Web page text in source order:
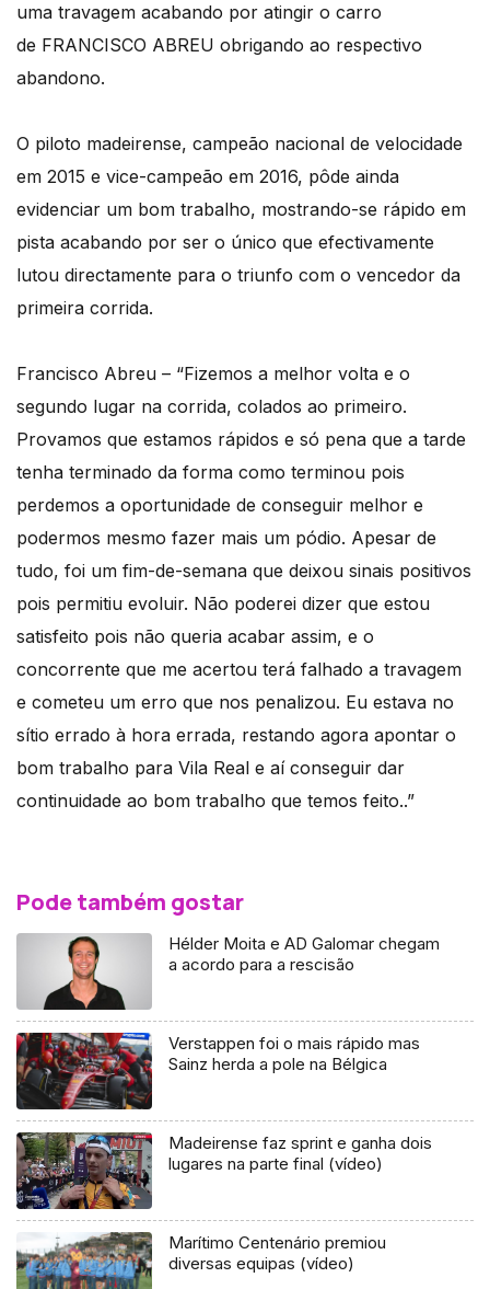
uma travagem acabando por atingir o carro
de FRANCISCO ABREU obrigando ao respectivo
abandono.
O piloto madeirense, campeão nacional de velocidade
em 2015 e vice-campeão em 2016, pôde ainda
evidenciar um bom trabalho, mostrando-se rápido em
pista acabando por ser o único que efectivamente
lutou directamente para o triunfo com o vencedor da
primeira corrida.
Francisco Abreu – “Fizemos a melhor volta e o
segundo lugar na corrida, colados ao primeiro.
Provamos que estamos rápidos e só pena que a tarde
tenha terminado da forma como terminou pois
perdemos a oportunidade de conseguir melhor e
podermos mesmo fazer mais um pódio. Apesar de
tudo, foi um fim-de-semana que deixou sinais positivos
pois permitiu evoluir. Não poderei dizer que estou
satisfeito pois não queria acabar assim, e o
concorrente que me acertou terá falhado a travagem
e cometeu um erro que nos penalizou. Eu estava no
sítio errado à hora errada, restando agora apontar o
bom trabalho para Vila Real e aí conseguir dar
continuidade ao bom trabalho que temos feito..”
Pode também gostar
Hélder Moita e AD Galomar chegam
a acordo para a rescisão
Verstappen foi o mais rápido mas
Sainz herda a pole na Bélgica
Madeirense faz sprint e ganha dois
lugares na parte final (vídeo)
Marítimo Centenário premiou
diversas equipas (vídeo)